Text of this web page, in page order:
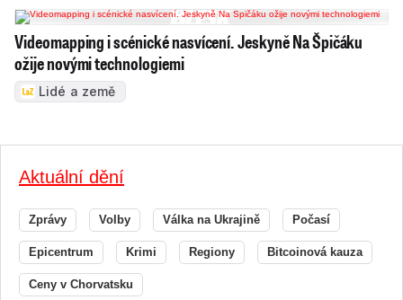
Videomapping i scénické nasvícení. Jeskyně Na Špičáku
ožije novými technologiemi
Lidé a země
Aktuální dění
Zprávy Volby Válka na Ukrajině Počasí
Epicentrum Krimi Regiony Bitcoinová kauza
Ceny v Chorvatsku